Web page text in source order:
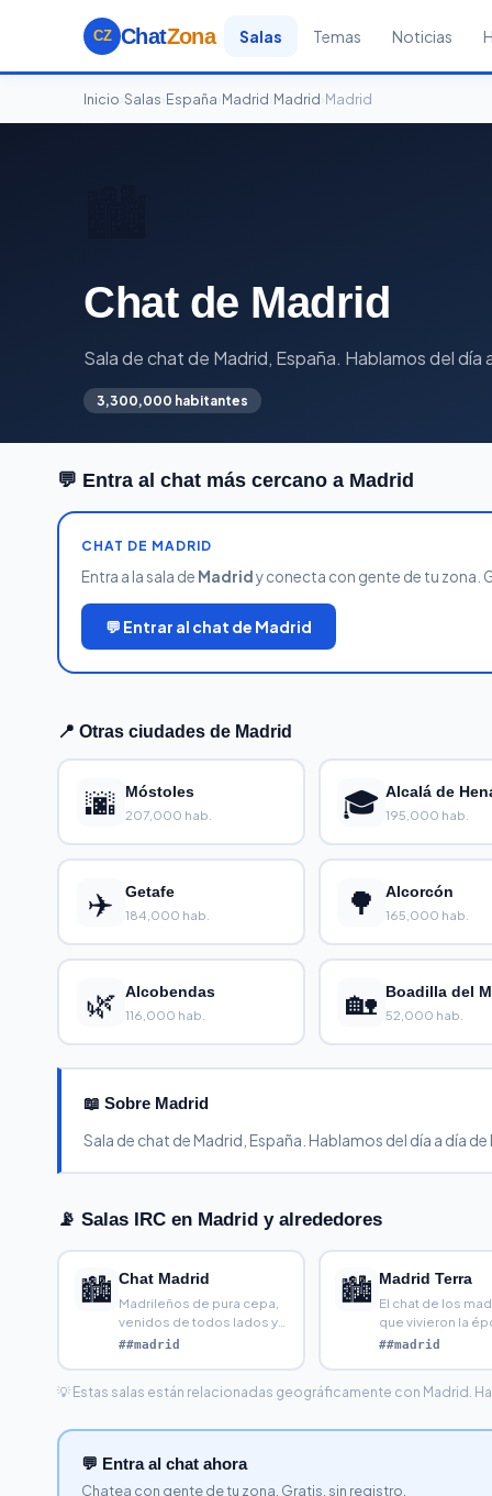
CZ ChatZona Salas Temas Noticias
Inicio Salas España Madrid Madrid Madrid
Chat de Madrid
Sala de chat de Madrid, España. Hablamos del
3,300,000 habitantes
💬 Entra al chat más cercano a Madrid
CHAT DE MADRID
Entra a la sala de Madridy conecta con gente de tu zona.
💬 Entrar al chat de Madrid
📍 Otras ciudades de Madrid
🌆 Móstoles
207,000 hab. 🎓 Alcalá de
195,000 hab.
✈️ Getafe
184,000 hab. 🌳 Alcorcón
165,000 hab.
🌿 Alcobendas
116,000 hab. 🏡 Boadilla del
52,000 hab.
📖 Sobre Madrid
Sala de chat de Madrid, España. Hablamos del día a día
📡 Salas IRC en Madrid y alrededores
🏙️ Chat Madrid
Madrileños de pura cepa,
venidos de todos lados y
los que ahora viven
##madrid
🏙️ Madrid Terra
El chat de los
que vivieron la
dorada del Terra
##madrid
💡 Estas salas están relacionadas geográficamente con Madrid.
💬 Entra al chat ahora
Chatea con gente de tu zona. Gratis, sin registro.